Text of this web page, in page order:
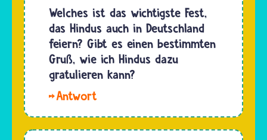
um das
„Ashoka-
Dharma
Rad". Es…
kurz für
„Grüße
dich
Gott!“
Gemeint
damit
ist: „Ich
wünsche
dir, dass
Welches ist das wichtigste Fest,
das Hindus auch in Deutschland
feiern? Gibt es einen bestimmten
Gruß, wie ich Hindus dazu
gratulieren kann?
Hindu-